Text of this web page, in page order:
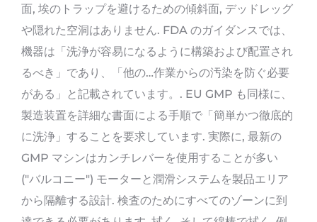
面, 埃のトラップを避けるための傾斜面, デッドレッグ
や隠れた空洞はありません. FDA のガイダンスでは、
機器は「洗浄が容易になるように構築および配置され
るべき」であり、「他の…作業からの汚染を防ぐ必要
がある」と記載されています。. EU GMP も同様に、
製造装置を詳細な書面による手順で「簡単かつ徹底的
に洗浄」することを要求しています. 実際に, 最新の
GMP マシンはカンチレバーを使用することが多い
("バルコニー") モーターと潤滑システムを製品エリア
から隔離する設計. 検査のためにすべてのゾーンに到